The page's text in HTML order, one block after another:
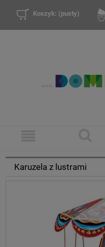
Koszyk: (pusty)
Karuzela z lustrami